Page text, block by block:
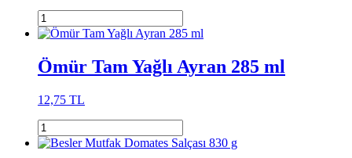
Ömür Tam Yağlı Ayran 285 ml
12,75 TL